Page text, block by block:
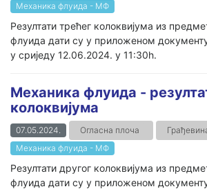
Механика флуида - МФ
Резултати трећег колоквијума из
флуида дати су у приложеном
у сриједу 12.06.2024. у 11:30h.
Механика флуида -
колоквијума
07.05.2024. Огласна плоча
Механика флуида - МФ
Резултати другог колоквијума из
флуида дати су у приложеном